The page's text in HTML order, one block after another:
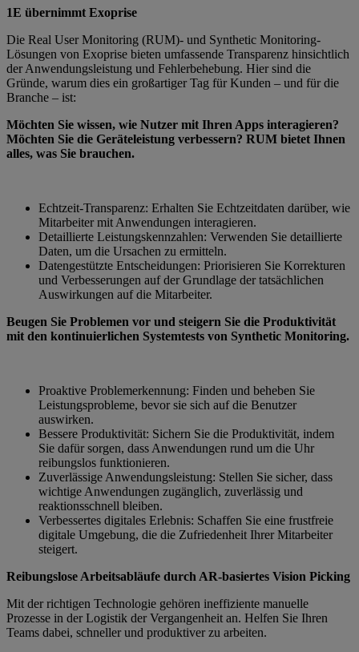
1E übernimmt Exoprise
Die Real User Monitoring (RUM)- und Synthetic Monitoring-
Lösungen von Exoprise bieten umfassende Transparenz hinsichtlich
der Anwendungsleistung und Fehlerbehebung. Hier sind die
Gründe, warum dies ein großartiger Tag für Kunden – und für die
Branche – ist:
Möchten Sie wissen, wie Nutzer mit Ihren Apps interagieren?
Möchten Sie die Geräteleistung verbessern? RUM bietet Ihnen
alles, was Sie brauchen.
Echtzeit-Transparenz: Erhalten Sie Echtzeitdaten darüber, wie
Mitarbeiter mit Anwendungen interagieren.
Detaillierte Leistungskennzahlen: Verwenden Sie detaillierte
Daten, um die Ursachen zu ermitteln.
Datengestützte Entscheidungen: Priorisieren Sie Korrekturen
und Verbesserungen auf der Grundlage der tatsächlichen
Auswirkungen auf die Mitarbeiter.
Beugen Sie Problemen vor und steigern Sie die Produktivität
mit den kontinuierlichen Systemtests von Synthetic Monitoring.
Proaktive Problemerkennung: Finden und beheben Sie
Leistungsprobleme, bevor sie sich auf die Benutzer
auswirken.
Bessere Produktivität: Sichern Sie die Produktivität, indem
Sie dafür sorgen, dass Anwendungen rund um die Uhr
reibungslos funktionieren.
Zuverlässige Anwendungsleistung: Stellen Sie sicher, dass
wichtige Anwendungen zugänglich, zuverlässig und
reaktionsschnell bleiben.
Verbessertes digitales Erlebnis: Schaffen Sie eine frustfreie
digitale Umgebung, die die Zufriedenheit Ihrer Mitarbeiter
steigert.
Reibungslose Arbeitsabläufe durch AR-basiertes Vision Picking
Mit der richtigen Technologie gehören ineffiziente manuelle
Prozesse in der Logistik der Vergangenheit an. Helfen Sie Ihren
Teams dabei, schneller und produktiver zu arbeiten.